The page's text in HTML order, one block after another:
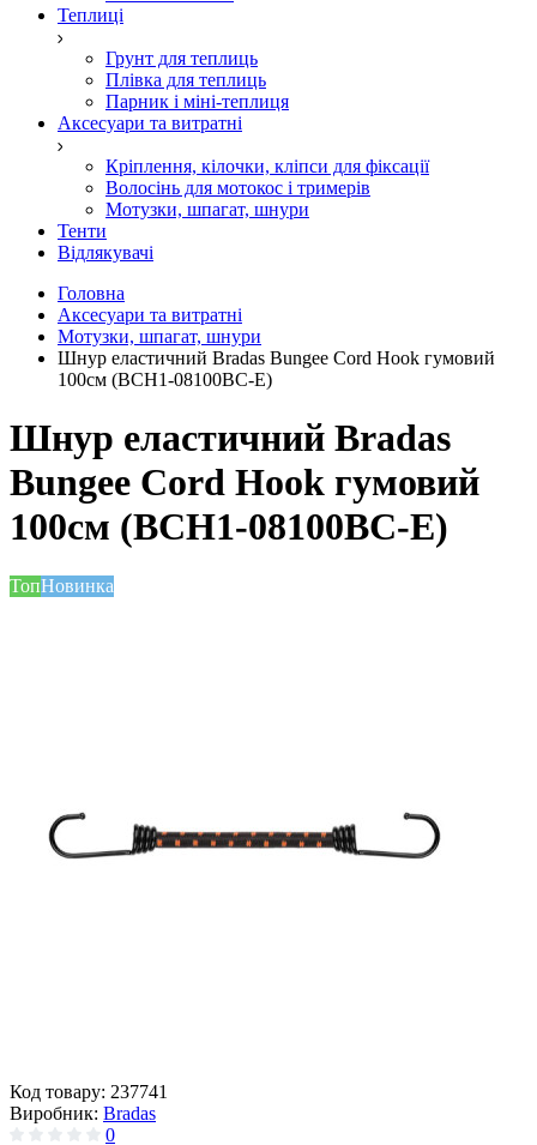
Теплиці
Грунт для теплиць
Плівка для теплиць
Парник і міні-теплиця
Аксесуари та витратні
Кріплення, кілочки, кліпси для фіксації
Волосінь для мотокос і тримерів
Мотузки, шпагат, шнури
Тенти
Відлякувачі
Головна
Аксесуари та витратні
Мотузки, шпагат, шнури
Шнур еластичний Bradas Bungee Cord Hook гумовий
100см (BCH1-08100BC-E)
Шнур еластичний Bradas
Bungee Cord Hook гумовий
100см (BCH1-08100BC-E)
ТопНовинка
Код товару: 237741
Виробник: Bradas
0